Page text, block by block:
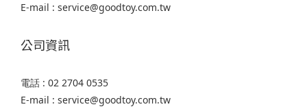
E-mail : service@goodtoy.com.tw
公司資訊
電話 : 02 2704 0535
E-mail : service@goodtoy.com.tw